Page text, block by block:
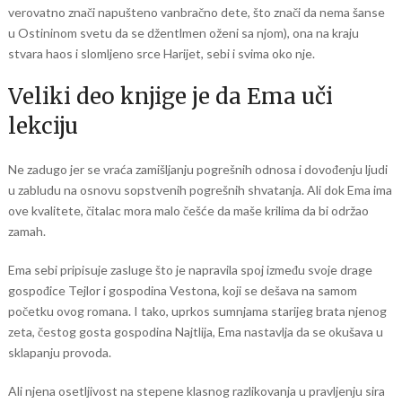
verovatno znači napušteno vanbračno dete, što znači da nema šanse
u Ostininom svetu da se džentlmen oženi sa njom), ona na kraju
stvara haos i slomljeno srce Harijet, sebi i svima oko nje.
Veliki deo knjige je da Ema uči
lekciju
Ne zadugo jer se vraća zamišljanju pogrešnih odnosa i dovođenju ljudi
u zabludu na osnovu sopstvenih pogrešnih shvatanja. Ali dok Ema ima
ove kvalitete, čitalac mora malo češće da maše krilima da bi održao
zamah.
Ema sebi pripisuje zasluge što je napravila spoj između svoje drage
gospođice Tejlor i gospodina Vestona, koji se dešava na samom
početku ovog romana. I tako, uprkos sumnjama starijeg brata njenog
zeta, čestog gosta gospodina Najtlija, Ema nastavlja da se okušava u
sklapanju provoda.
Ali njena osetljivost na stepene klasnog razlikovanja u pravljenju sira